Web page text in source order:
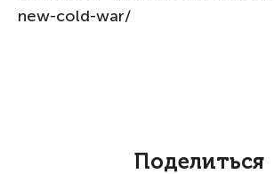
new-cold-war/
Поделиться